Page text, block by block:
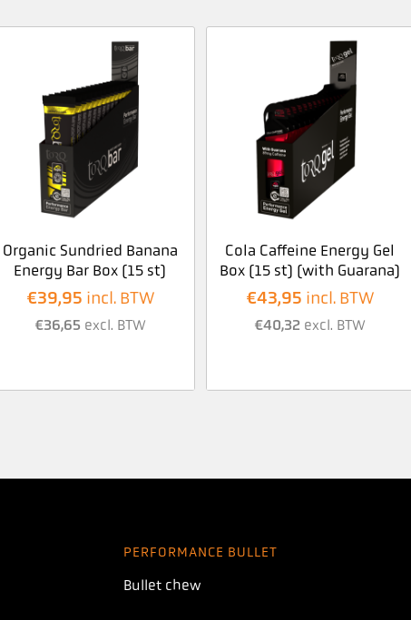
Organic Sundried Banana
Energy Bar Box (15 st)
€39,95 incl. BTW
€36,65 excl. BTW
Cola Caffeine Energy Gel
Box (15 st) (with Guarana)
€43,95 incl. BTW
€40,32 excl. BTW
PERFORMANCE BULLET
Bullet chew